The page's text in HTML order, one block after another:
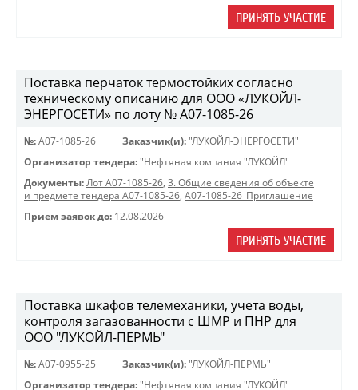
ПРИНЯТЬ УЧАСТИЕ
Поставка перчаток термостойких согласно
техническому описанию для ООО «ЛУКОЙЛ-
ЭНЕРГОСЕТИ» по лоту № A07-1085-26
№: A07-1085-26 Заказчик(и): "ЛУКОЙЛ-ЭНЕРГОСЕТИ"
Организатор тендера: "Нефтяная компания "ЛУКОЙЛ"
Документы: Лот A07-1085-26, 3. Общие сведения об объекте
и предмете тендера A07-1085-26, A07-1085-26_Приглашение
Прием заявок до: 12.08.2026
ПРИНЯТЬ УЧАСТИЕ
Поставка шкафов телемеханики, учета воды,
контроля загазованности с ШМР и ПНР для
ООО "ЛУКОЙЛ-ПЕРМЬ"
№: A07-0955-25 Заказчик(и): "ЛУКОЙЛ-ПЕРМЬ"
Организатор тендера: "Нефтяная компания "ЛУКОЙЛ"